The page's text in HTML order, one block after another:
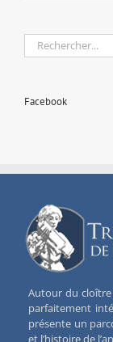
Rechercher:
Facebook
Autour du
parfaitement
présente un
et l’histoire de